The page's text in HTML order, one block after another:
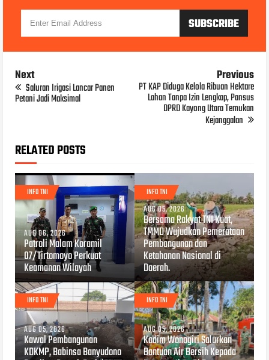
Next
Saluran Irigasi Lancar Panen
Petani Jadi Maksimal
Previous
PT KAP Diduga Kelola Ribuan Hektare
Lahan Tanpa Izin Lengkap, Pansus
DPRD Kayong Utara Temukan
Kejanggalan
RELATED POSTS
INFO TNI
AUG 06, 2026
Patroli Malam Koramil
07/Tirtomoyo Perkuat
Keamanan Wilayah
INFO TNI
AUG 05, 2026
Bersama Rakyat TNI Kuat,
TMMD Wujudkan Pemerataan
Pembangunan dan
Ketahanan Nasional di
Daerah.
INFO TNI
AUG 05, 2026
Kawal Pembangunan
KDKMP, Babinsa Banyudono
INFO TNI
AUG 05, 2026
Kodim Wonogiri Salurkan
Bantuan Air Bersih Kepada